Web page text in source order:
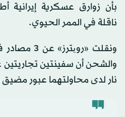
بأن زوارق عسكرية إيرانية
ناقلة في الممر الحيوي.
ونقلت
والشحن أن سفينتين تجاريتين
نار لدى محاولتهما عبور